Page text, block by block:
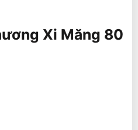
Xi Măng 80